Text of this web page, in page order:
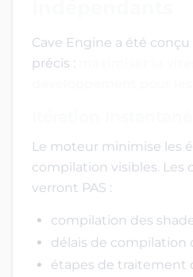
Cave Engine a été
précis :
Le moteur minimise les
compilation visibles. Les
verront PAS :
compilation des
délais de compilation
étapes de traitement